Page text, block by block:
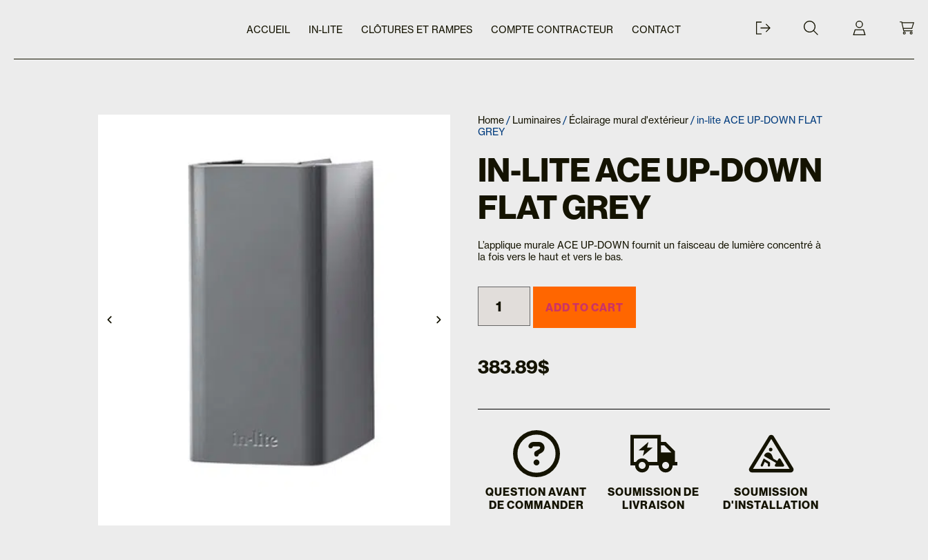
ACCUEIL IN-LITE CLÔTURES ET RAMPES COMPTE CONTRACTEUR CONTACT
Home/ Luminaires/ Éclairage mural d'extérieur/ in-lite ACE UP-DOWN FLAT
GREY
IN-LITE ACE UP-DOWN
FLAT GREY
L’applique murale ACE UP-DOWN fournit un faisceau de lumière concentré à
la fois vers le haut et vers le bas.
ADD TO CART
383.89$
QUESTION AVANT
DE COMMANDER
SOUMISSION DE
LIVRAISON
SOUMISSION
D'INSTALLATION